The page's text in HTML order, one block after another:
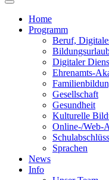
Home
Programm
Beruf,
Digitaler
Ehrenamts-
Gesellschaft
Gesundheit
Kulturelle
Online-/Web-
Sprachen
News
Info